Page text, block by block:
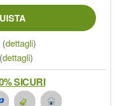
(dettagli)
(dettagli)
SICURI